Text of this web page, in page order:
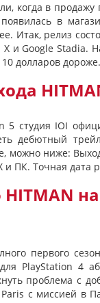
когда в продажу
в
Итак, релиз
X и Google Stadia.
долларов
5 студия IOI
дебютный
можно ниже:
и ПК. Точная дата
на
первого
PlayStation 4
проблема с
с миссией в